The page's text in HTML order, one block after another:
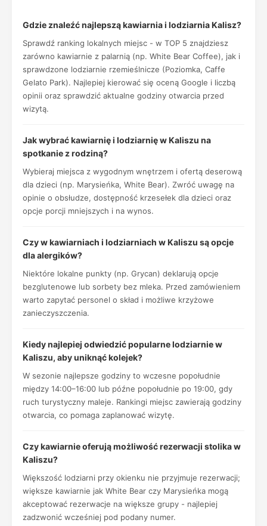
Gdzie znaleźć najlepszą kawiarnia i lodziarnia Kalisz?
Sprawdź ranking lokalnych miejsc - w TOP 5 znajdziesz
zarówno kawiarnie z palarnią (np. White Bear Coffee), jak i
sprawdzone lodziarnie rzemieślnicze (Poziomka, Caffe
Gelato Park). Najlepiej kierować się oceną Google i liczbą
opinii oraz sprawdzić aktualne godziny otwarcia przed
wizytą.
Jak wybrać kawiarnię i lodziarnię w Kaliszu na
spotkanie z rodziną?
Wybieraj miejsca z wygodnym wnętrzem i ofertą deserową
dla dzieci (np. Marysieńka, White Bear). Zwróć uwagę na
opinie o obsłudze, dostępność krzesełek dla dzieci oraz
opcje porcji mniejszych i na wynos.
Czy w kawiarniach i lodziarniach w Kaliszu są opcje
dla alergików?
Niektóre lokalne punkty (np. Grycan) deklarują opcje
bezglutenowe lub sorbety bez mleka. Przed zamówieniem
warto zapytać personel o skład i możliwe krzyżowe
zanieczyszczenia.
Kiedy najlepiej odwiedzić popularne lodziarnie w
Kaliszu, aby uniknąć kolejek?
W sezonie najlepsze godziny to wczesne popołudnie
między 14:00–16:00 lub późne popołudnie po 19:00, gdy
ruch turystyczny maleje. Rankingi miejsc zawierają godziny
otwarcia, co pomaga zaplanować wizytę.
Czy kawiarnie oferują możliwość rezerwacji stolika w
Kaliszu?
Większość lodziarni przy okienku nie przyjmuje rezerwacji;
większe kawiarnie jak White Bear czy Marysieńka mogą
akceptować rezerwacje na większe grupy - najlepiej
zadzwonić wcześniej pod podany numer.